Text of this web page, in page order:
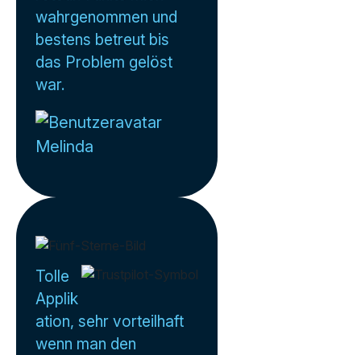
wahrgenommen und
bestens betreut bis
das Problem gelöst
war.
Melinda
Tolle
Applik
ation, sehr vorteilhaft
wenn man den